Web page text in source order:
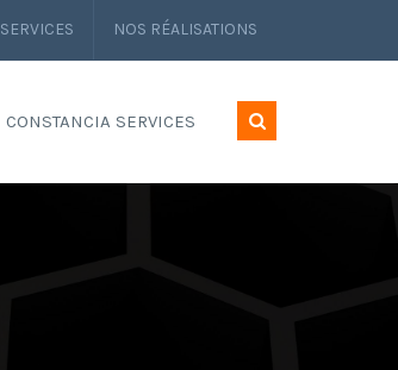
SERVICES NOS RÉALISATIONS
CONSTANCIA SERVICES